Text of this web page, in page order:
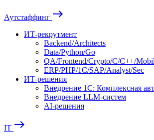
Аутстаффинг east
ИТ-рекрутмент
Backend/Architects
Data/Python/Go
QA/Frontend/Crypto/C/C++/
ERP/PHP/1C/SAP/Analyst/Sec
ИТ-решения
Внедрение 1С: Комплексная
Внедрение LLM-систем
AI-решения
IT east